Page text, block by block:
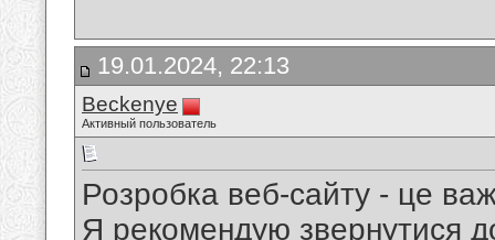
19.01.2024, 22:13
Beckenye
Активный пользователь
Розробка веб-сайту - це
Я рекомендую звернутися